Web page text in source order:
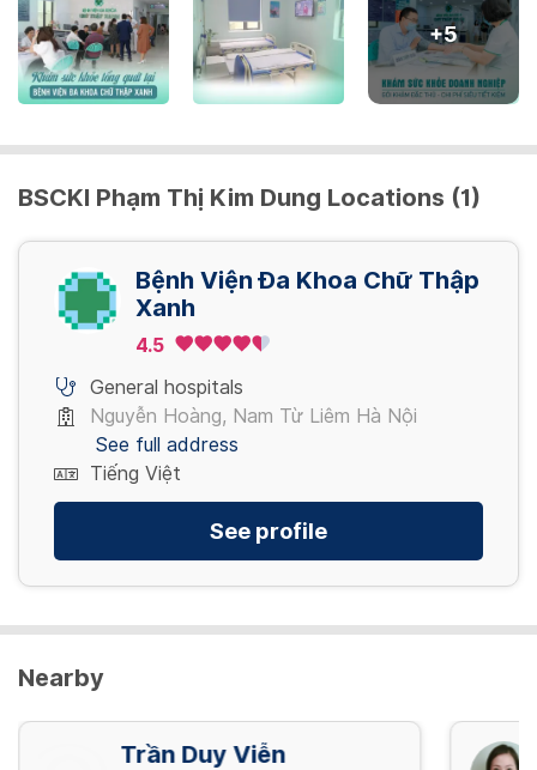
View more
Xét nghiệm tìm chất gây nghiện trong nước
tiểu
240,000 VND/ Lần
View more
Chọc hút kim nhỏ mô mềm
100,000 VND/ Lần
siêu âm
550,000 VND/ Lần
+5
BSCKI Phạm Thị Kim Dung Locations (1)
Bệnh Viện Đa Khoa Chữ Thập
Xanh
4.5
General hospitals
Nguyễn Hoàng, Nam Từ Liêm Hà Nội
See full address
Tiếng Việt
See profile
Nearby
Trần Duy Viễn